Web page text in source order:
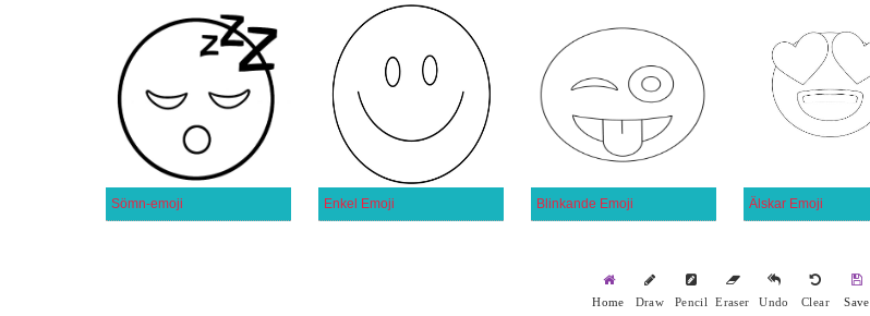
Sömn-emoji Enkel Emoji Blinkande Emoji Älskar Emoji
Home Draw Pencil Eraser Undo Clear Save